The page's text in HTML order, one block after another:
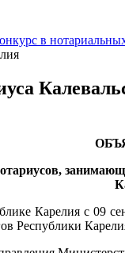
в
Карелия с 09
Республики